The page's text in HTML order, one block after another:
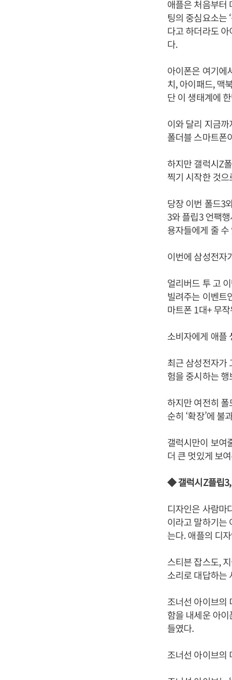
애플은 처음부터
팅의 중심요소는
다고 하더라도
다.
아이폰은 여기에
치, 아이패드, 맥
단 이 생태계에
이와 달리 지금
폴더블 스마트폰
하지만 갤럭시Z
찍기 시작한 것으
당장 이번 폴드3
3와 플립3 언팩
용자들에게 줄 수
이번에 삼성전자
얼리버드 투 고
빌려주는 이벤트
마트폰 1대+ 무
소비자에게 애플
최근 삼성전자가
험을 중시하는
하지만 여전히 폴
순히 ‘확장’에 불
갤럭시만이 보여
더 큰 멋있게 보
◆ 갤럭시Z플립3,
디자인은 사람마
이라고 말하기는
는다. 애플의 디
스티븐 잡스도,
소리로 대답하는
조너선 아이브의
함을 내세운 아이
들였다.
조너선 아이브의